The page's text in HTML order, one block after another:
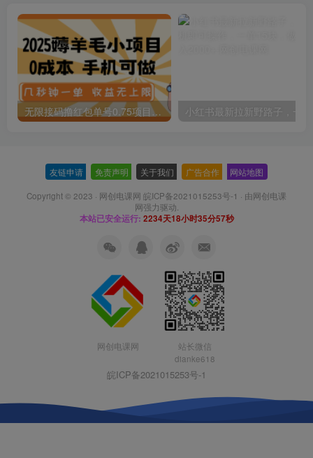
无限接码撸红包单号0.75项目无偿分享给你【揭秘】
友链申请 免责声明 关于我们 广告合作 网站地图
Copyright © 2023 · 网创电课网 皖ICP备2021015253号-1 · 由网创电课
网强力驱动.
本站已安全运行: 2234天18小时35分57秒
网创电课网
站长微信
dianke618
皖ICP备2021015253号-1